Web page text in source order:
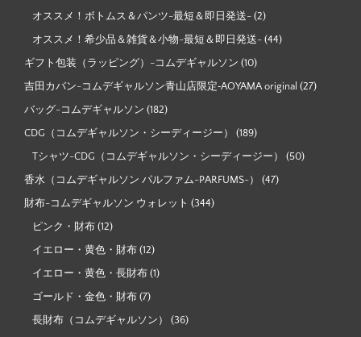
オススメ！ボトムス＆パンツ-最短＆即日発送- (2)
オススメ！希少品＆雑貨＆小物-最短＆即日発送- (44)
ギフト包装（ラッピング）-コムデギャルソン (10)
吉田カバン-コムデギャルソン青山店限定‐AOYAMA original (27)
バッグ-コムデギャルソン (182)
CDG（コムデギャルソン・シーディージー） (189)
Tシャツ-CDG（コムデギャルソン・シーディージー） (50)
香水（コムデギャルソン パルファム-PARFUMS-） (47)
財布-コムデギャルソン ウォレット (344)
ピンク・財布 (12)
イエロー・黄色・財布 (12)
イエロー・黄色・長財布 (1)
ゴールド・金色・財布 (7)
長財布（コムデギャルソン） (36)